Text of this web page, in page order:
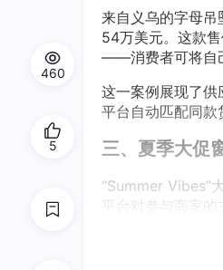
来自义乌的字母
54万美元。这款
——消费者可将自
这一案例展现了供
平台自动匹配同款
三、夏季大促
“Summer Vibes”
平台对参与商家
易陷入价格战的
460
5